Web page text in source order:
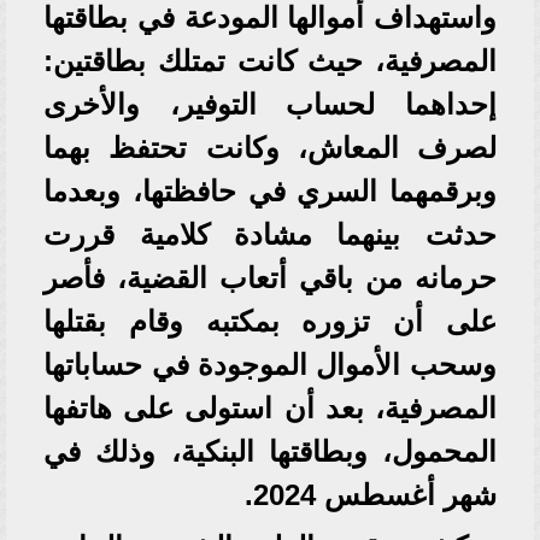
واستهداف أموالها المودعة في بطاقتها
المصرفية، حيث كانت تمتلك بطاقتين:
إحداهما لحساب التوفير، والأخرى
لصرف المعاش، وكانت تحتفظ بهما
وبرقمهما السري في حافظتها، وبعدما
حدثت بينهما مشادة كلامية قررت
حرمانه من باقي أتعاب القضية، فأصر
على أن تزوره بمكتبه وقام بقتلها
وسحب الأموال الموجودة في حساباتها
المصرفية، بعد أن استولى على هاتفها
المحمول، وبطاقتها البنكية، وذلك في
شهر أغسطس 2024.